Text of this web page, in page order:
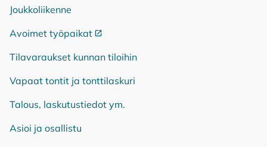
Joukkoliikenne
Avoimet työpaikat Ulkoinen linkki
Tilavaraukset kunnan tiloihin
Vapaat tontit ja tonttilaskuri
Talous, laskutustiedot ym.
Asioi ja osallistu